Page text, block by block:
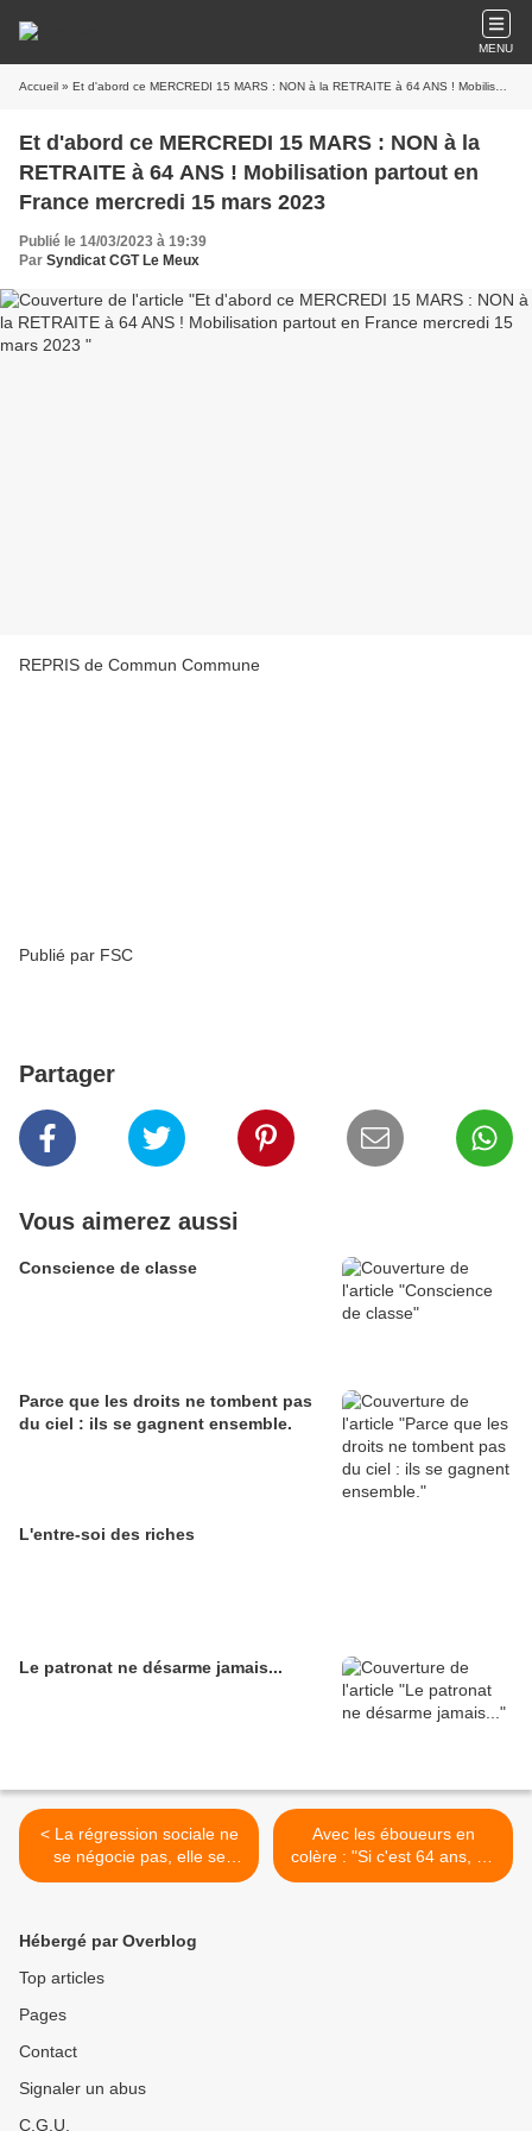
MENU
Accueil » Et d'abord ce MERCREDI 15 MARS : NON à la RETRAITE à 64 ANS ! Mobilisation partout en France mercredi 15 mars 2023
Et d'abord ce MERCREDI 15 MARS : NON à la
RETRAITE à 64 ANS ! Mobilisation partout en
France mercredi 15 mars 2023
Publié le 14/03/2023 à 19:39
Par Syndicat CGT Le Meux
REPRIS de Commun Commune
Publié par FSC
Partager
Vous aimerez aussi
Conscience de classe
Parce que les droits ne tombent pas
du ciel : ils se gagnent ensemble.
L'entre-soi des riches
Le patronat ne désarme jamais...
< La régression sociale ne
se négocie pas, elle se
combat !
Avec les éboueurs en
colère : "Si c'est 64 ans, on
va crever au boulot" >
Hébergé par Overblog
Top articles
Pages
Contact
Signaler un abus
C.G.U.